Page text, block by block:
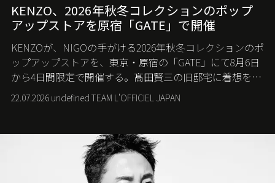
KENZO、2026年秋冬コレクションのポップ
アップストアを原宿「GATE」で開催
KENZOが、NIGOの手がける2026年秋冬コレクションのポ
ップアップストアを、東京・原宿の「GATE」にて8月6日
から4日間限定で開催する。髙田賢三の旧邸宅に着想を得
た空間で、メゾンのヘリテージと遊び心が交差する最新
コレクションを紹介。
22.07.2026 undefined TEAM L'OFFICIEL JAPAN